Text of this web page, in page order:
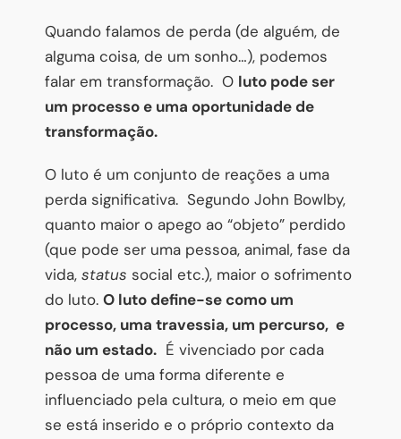
Quando falamos de perda (de alguém, de
alguma coisa, de um sonho…), podemos
falar em transformação. O luto pode ser
um processo e uma oportunidade de
transformação.
O luto é um conjunto de reações a uma
perda significativa. Segundo John Bowlby,
quanto maior o apego ao “objeto” perdido
(que pode ser uma pessoa, animal, fase da
vida, status social etc.), maior o sofrimento
do luto. O luto define-se como um
processo, uma travessia, um percurso, e
não um estado. É vivenciado por cada
pessoa de uma forma diferente e
influenciado pela cultura, o meio em que
se está inserido e o próprio contexto da